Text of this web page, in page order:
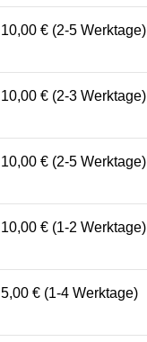
10,00 € (2-5 Werktage)
10,00 € (2-3 Werktage)
10,00 € (2-5 Werktage)
10,00 € (1-2 Werktage)
5,00 € (1-4 Werktage)